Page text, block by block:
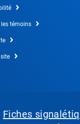
témoins
Fiches